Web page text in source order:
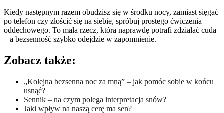
Kiedy następnym razem obudzisz się w środku nocy, zamiast sięgać
po telefon czy złościć się na siebie, spróbuj prostego ćwiczenia
oddechowego. To mała rzecz, która naprawdę potrafi zdziałać cuda
– a bezsenność szybko odejdzie w zapomnienie.
Zobacz także:
„Kolejna bezsenna noc za mną” – jak pomóc sobie w końcu
usnąć?
Sennik – na czym polega interpretacja snów?
Jaki wpływ na naszą cerę ma sen?